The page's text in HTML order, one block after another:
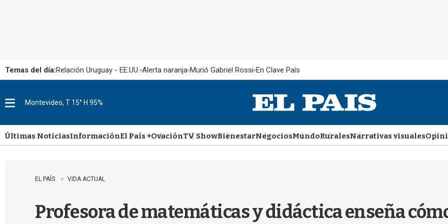
Temas del día:Relación Uruguay - EE.UU. Alerta naranja Murió Gabriel Rossi En Clave País
u
Montevideo, T 15° H 95%
Últimas NoticiasInformaciónEl País +OvaciónTV ShowBienestarNegociosMundoRuralesNarrativas visuales
EL PAÍS VIDA ACTUAL
Profesora de matemáticas y didáctica enseña